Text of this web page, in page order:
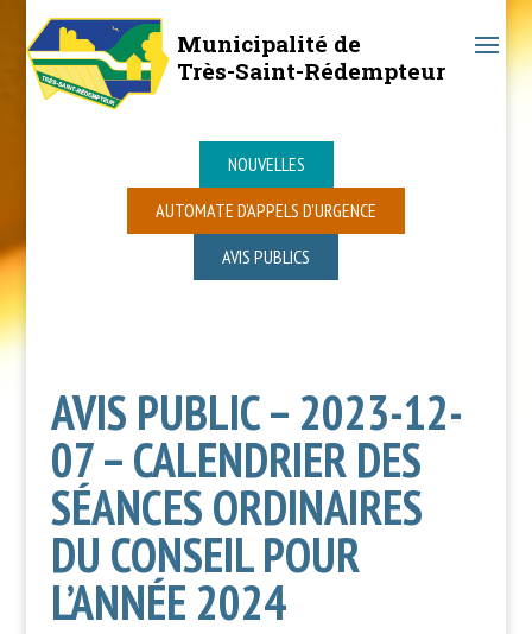
Municipalité de
Très-Saint-Rédempteur
NOUVELLES
AUTOMATE D’APPELS D’URGENCE
AVIS PUBLICS
AVIS PUBLIC – 2023-12-
07 – CALENDRIER DES
SÉANCES ORDINAIRES
DU CONSEIL POUR
L’ANNÉE 2024